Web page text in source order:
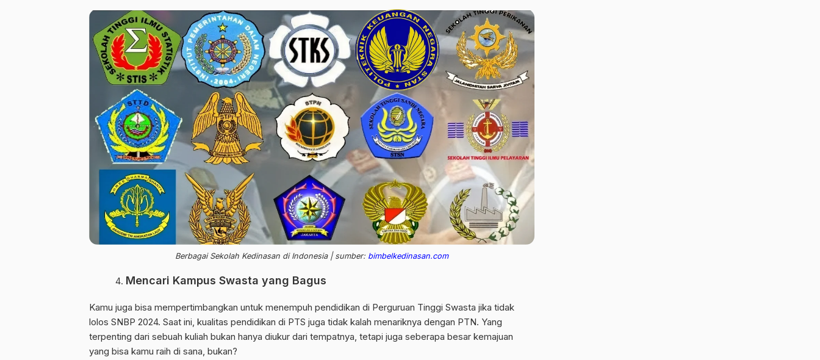
Berbagai Sekolah Kedinasan di Indonesia | sumber: bimbelkedinasan.com
Mencari Kampus Swasta yang Bagus
Kamu juga bisa mempertimbangkan untuk menempuh pendidikan di Perguruan Tinggi Swasta jika tidak
lolos SNBP 2024. Saat ini, kualitas pendidikan di PTS juga tidak kalah menariknya dengan PTN. Yang
terpenting dari sebuah kuliah bukan hanya diukur dari tempatnya, tetapi juga seberapa besar kemajuan
yang bisa kamu raih di sana, bukan?